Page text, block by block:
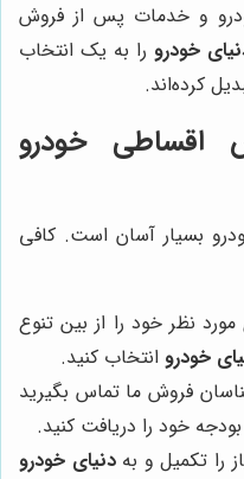
و خدمات پس از فروش
خودرو را به یک انتخاب
کرده‌اند.
اقساطی خودرو
بسیار آسان است. کافی
مورد نظر خود را از بین تنوع
خودرو انتخاب کنید.
فروش ما تماس بگیرید
خود را دریافت کنید.
را تکمیل و بهدنیای خودرو